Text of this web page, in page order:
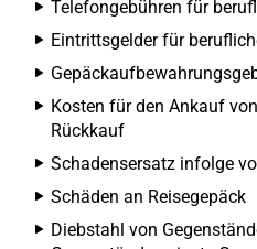
Telefongebühren für
Eintrittsgelder für
Kosten für den Ankauf
Rückkauf
Schadensersatz infolge
Schäden an Reisegepäck
Diebstahl von